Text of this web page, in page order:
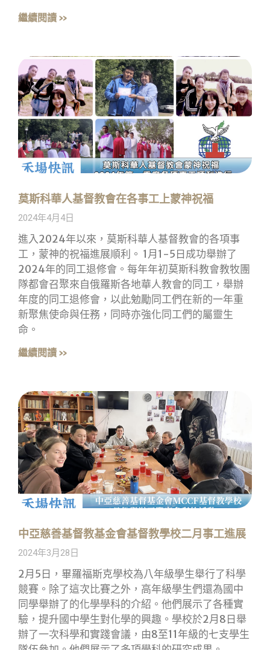
繼續閱讀 »
莫斯科華人基督教會在各事工上蒙神祝福
2024年4月4日
進入2024年以來，莫斯科華人基督教會的各項事
工，蒙神的祝福進展順利。 1月1-5日成功舉辦了
2024年的同工退修會。每年年初莫斯科教會教牧團
隊都會召聚來自俄羅斯各地華人教會的同工，舉辦
年度的同工退修會，以此勉勵同工們在新的一年重
新聚焦使命與任務，同時亦強化同工們的屬靈生
命。
繼續閱讀 »
中亞慈善基督教基金會基督教學校二月事工進展
2024年3月28日
2月5日，畢羅福斯克學校為八年級學生舉行了科學
競賽。除了這次比賽之外，高年級學生們還為國中
同學舉辦了的化學學科的介紹。他們展示了各種實
驗，提升國中學生對化學的興趣。學校於2月8日舉
辦了一次科學和實踐會議，由8至11年級的七支學生